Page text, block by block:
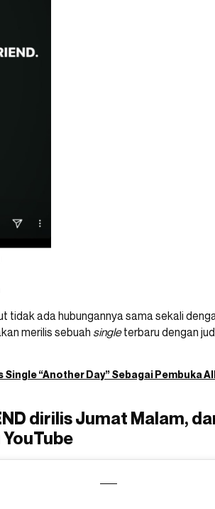
tidak ada hubungannya sama sekali
merilis sebuah singleterbaru dengan
Single “Another Day” Sebagai Pembuka
dirilis Jumat Malam,